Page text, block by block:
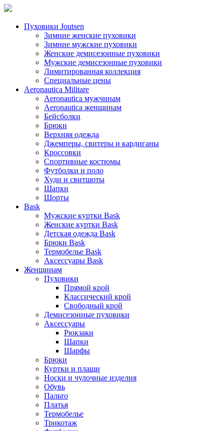
Пуховики Joutsen
Зимние женские пуховики
Зимние мужские пуховики
Женские демисезонные пуховики
Мужские демисезонные пуховики
Лимитированная коллекция
Специальные цены
Aeronautica Militare
Aeronautica мужчинам
Aeronautica женщинам
Бейсболки
Брюки
Верхняя одежда
Джемперы, свитеры и кардиганы
Кроссовки
Спортивные костюмы
Футболки и поло
Худи и свитшоты
Шапки
Шорты
Bask
Мужские куртки Bask
Женские куртки Bask
Детская одежда Bask
Брюки Bask
Термобелье Bask
Аксессуары Bask
Женщинам
Пуховики
Прямой крой
Классический крой
Свободный крой
Демисезонные пуховики
Аксессуары
Рюкзаки
Шапки
Шарфы
Брюки
Куртки и плащи
Носки и чулочные изделия
Обувь
Пальто
Платья
Термобелье
Трикотаж